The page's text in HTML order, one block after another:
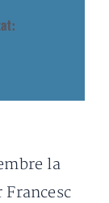
la